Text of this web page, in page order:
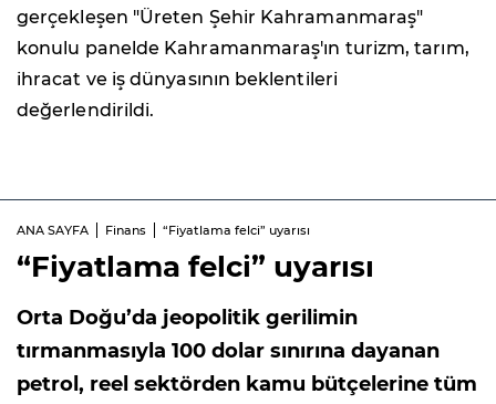
gerçekleşen "Üreten Şehir Kahramanmaraş"
konulu panelde Kahramanmaraş'ın turizm, tarım,
ihracat ve iş dünyasının beklentileri
değerlendirildi.
ANA SAYFA Finans “Fiyatlama felci” uyarısı
“Fiyatlama felci” uyarısı
Orta Doğu’da jeopolitik gerilimin
tırmanmasıyla 100 dolar sınırına dayanan
petrol, reel sektörden kamu bütçelerine tüm